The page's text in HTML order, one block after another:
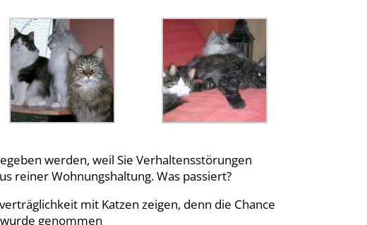
werden, weil Sie Verhaltensstörungen
reiner Wohnungshaltung. Was passiert?
mit Katzen zeigen, denn die Chance
genommen